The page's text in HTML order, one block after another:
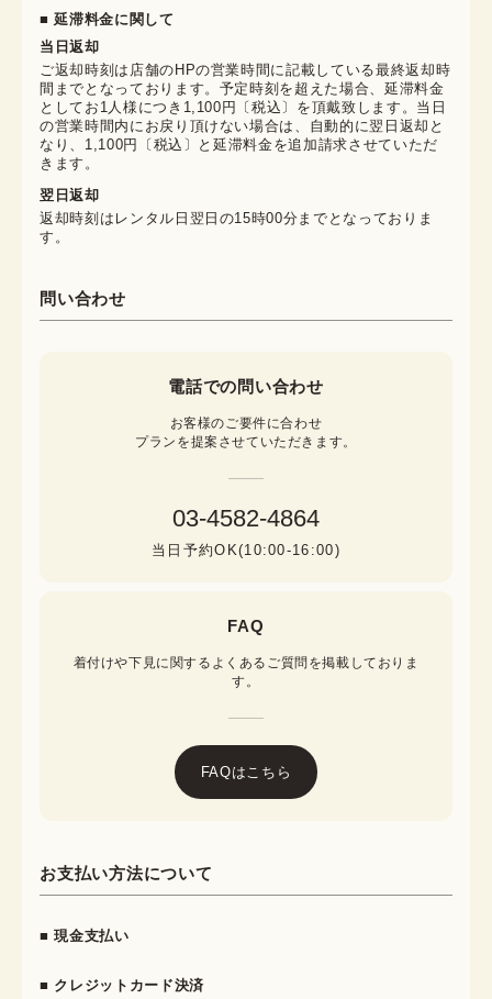
■ 延滞料金に関して
当日返却
ご返却時刻は店舗のHPの営業時間に記載している最終返却時
間までとなっております。予定時刻を超えた場合、延滞料金
としてお1人様につき1,100円〔税込〕を頂戴致します。当日
の営業時間内にお戻り頂けない場合は、自動的に翌日返却と
なり、1,100円〔税込〕と延滞料金を追加請求させていただ
きます。
翌日返却
返却時刻はレンタル日翌日の15時00分までとなっておりま
す。
問い合わせ
電話での問い合わせ
お客様のご要件に合わせ
プランを提案させていただきます。
03-4582-4864
当日予約OK(10:00-16:00)
FAQ
着付けや下見に関するよくあるご質問を掲載しておりま
す。
FAQはこちら
お支払い方法について
■ 現金支払い
■ クレジットカード決済